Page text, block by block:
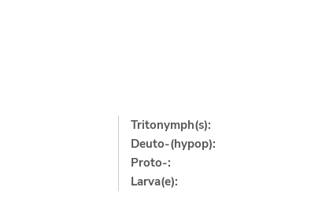
Tritonymph(s):
Deuto-(hypop):
Proto-:
Larva(e):